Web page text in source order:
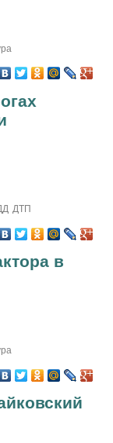
ДТП
в